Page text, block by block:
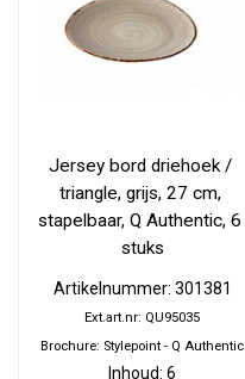
Jersey bord driehoek /
triangle, grijs, 27 cm,
stapelbaar, Q Authentic, 6
stuks
Artikelnummer: 301381
Ext.art.nr: QU95035
Brochure: Stylepoint - Q Authentic
Inhoud: 6